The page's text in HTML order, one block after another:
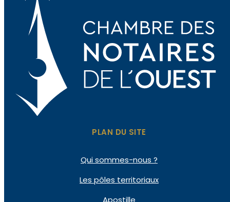
PLAN DU SITE
Qui sommes-nous ?
Les pôles territoriaux
Apostille